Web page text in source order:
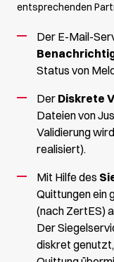
entsprechenden
Der E-Mail-
Status von
Der Diskrete
Dateien von
Validierung
realisiert).
Mit Hilfe des
Quittungen ein
(nach ZertES)
Der
diskret